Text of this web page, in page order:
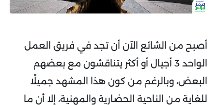
أصبح من الشائع الآن أن تجد في فريق العمل
الواحد 3 أجيال أو أكثر يتناقشون مع بعضهم
البعض، وبالرغم من كون هذا المشهد جميلًا
للغاية من الناحية الحضارية والمهنية، إلا أن ما